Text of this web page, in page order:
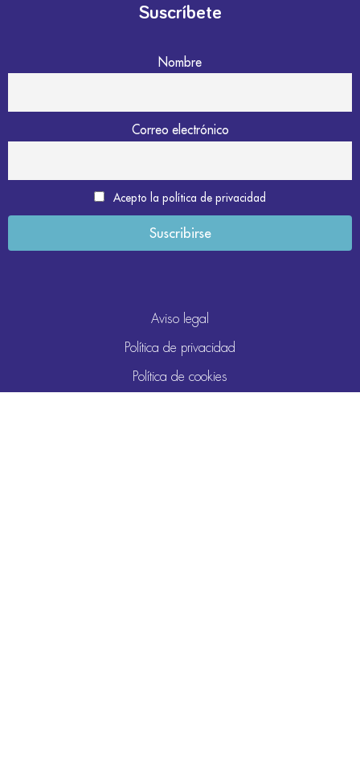
Suscríbete
Nombre
Correo electrónico
Acepto la política de privacidad
Aviso legal
Política de privacidad
Política de cookies